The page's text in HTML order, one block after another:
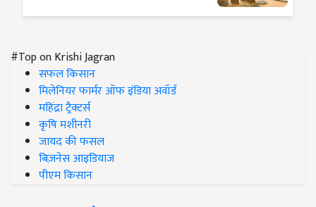
#Top on Krishi Jagran
सफल किसान
मिलेनियर फार्मर ऑफ इंडिया अवॉर्ड
महिंद्रा ट्रैक्टर्स
कृषि मशीनरी
जायद की फसल
बिज़नेस आइडियाज
पीएम किसान